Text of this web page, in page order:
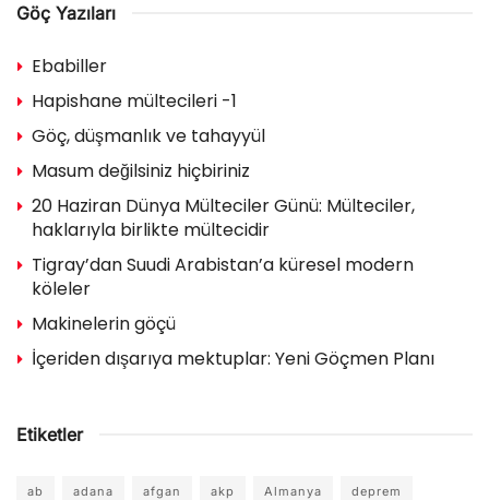
Göç Yazıları
Ebabiller
Hapishane mültecileri -1
Göç, düşmanlık ve tahayyül
Masum değilsiniz hiçbiriniz
20 Haziran Dünya Mülteciler Günü: Mülteciler,
haklarıyla birlikte mültecidir
Tigray’dan Suudi Arabistan’a küresel modern
köleler
Makinelerin göçü
İçeriden dışarıya mektuplar: Yeni Göçmen Planı
Etiketler
ab adana afgan akp Almanya deprem